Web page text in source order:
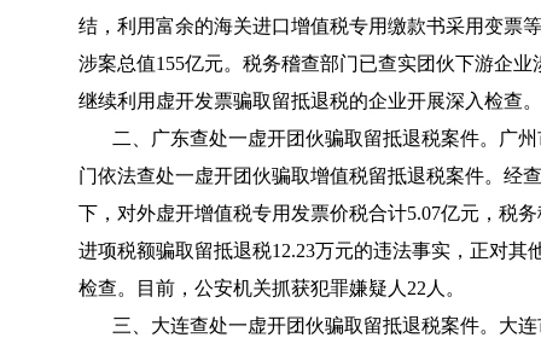
结，利用富余的海关进口增值税专用缴款书采用变票
涉案总值155亿元。税务稽查部门已查实团伙下游企
继续利用虚开发票骗取留抵退税的企业开展深入检查
二、广东查处一虚开团伙骗取留抵退税案件。广
门依法查处一虚开团伙骗取增值税留抵退税案件。经
下，对外虚开增值税专用发票价税合计5.07亿元，税
进项税额骗取留抵退税12.23万元的违法事实，正对
检查。目前，公安机关抓获犯罪嫌疑人22人。
三、大连查处一虚开团伙骗取留抵退税案件。大